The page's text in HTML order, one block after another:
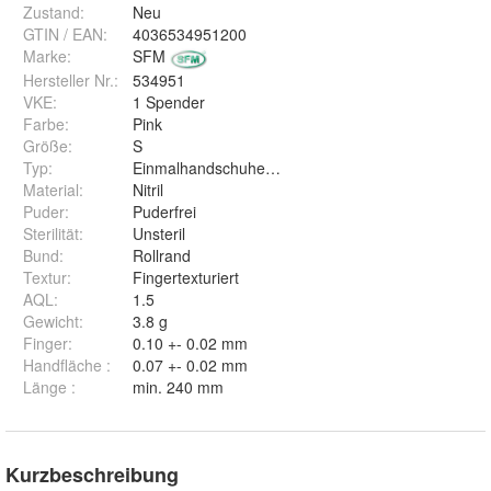
Zustand:
Neu
GTIN / EAN:
4036534951200
Marke:
SFM
Hersteller Nr.:
534951
VKE:
1 Spender
Farbe:
Pink
Größe:
S
Typ:
Einmalhandschuhe Einweghandschuhe
Material:
Nitril
Puder:
Puderfrei
Sterilität:
Unsteril
Bund:
Rollrand
Textur:
Fingertexturiert
AQL:
1.5
Gewicht:
3.8 g
Finger:
0.10 +- 0.02 mm
Handfläche :
0.07 +- 0.02 mm
Länge : min. 240 mm
Kurzbeschreibung